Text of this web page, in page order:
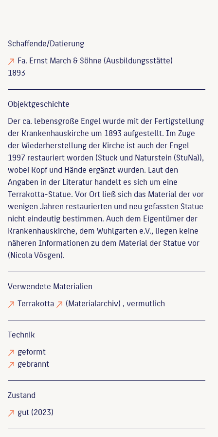
Schaffende/Datierung
Fa. Ernst March & Söhne (Ausbildungsstätte)
1893
Objekt­geschichte
Der ca. lebensgroße Engel wurde mit der Fertigstellung
der Krankenhauskirche um 1893 aufgestellt. Im Zuge
der Wiederherstellung der Kirche ist auch der Engel
1997 restauriert worden (Stuck und Naturstein (StuNa)),
wobei Kopf und Hände ergänzt wurden. Laut den
Angaben in der Literatur handelt es sich um eine
Terrakotta-Statue. Vor Ort ließ sich das Material der vor
wenigen Jahren restaurierten und neu gefassten Statue
nicht eindeutig bestimmen. Auch dem Eigentümer der
Krankenhauskirche, dem Wuhlgarten e.V., liegen keine
näheren Informationen zu dem Material der Statue vor
(Nicola Vösgen).
Verwendete Materialien
Terrakotta
(Materialarchiv) , vermutlich
Technik
geformt
gebrannt
Zustand
gut(2023)